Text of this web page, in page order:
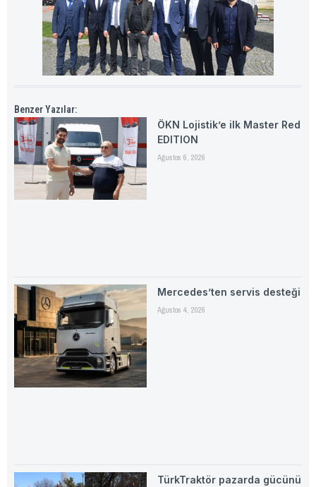
Benzer Yazılar:
ÖKN Lojistik’e ilk Master Red
EDITION
Ağustos 6, 2026
Mercedes’ten servis desteği
Ağustos 4, 2026
TürkTraktör pazarda gücünü